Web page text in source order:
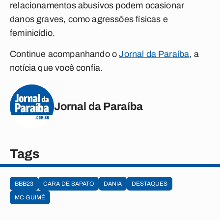
relacionamentos abusivos podem ocasionar
danos graves, como agressões físicas e
feminicídio.
Continue acompanhando oJornal da Paraíba, a
notícia que você confia.
Jornal da Paraíba
Tags
BBB23 CARA DE SAPATO DANIA
DESTAQUES
MC GUIMÊ